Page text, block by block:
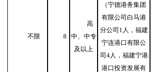
不限 8
高
中、中专
及以上
（宁德港务集团
有限公司白马港
分公司 1人，福建
宁连港口有限公
司4人，福建宁港
港口投资发展有